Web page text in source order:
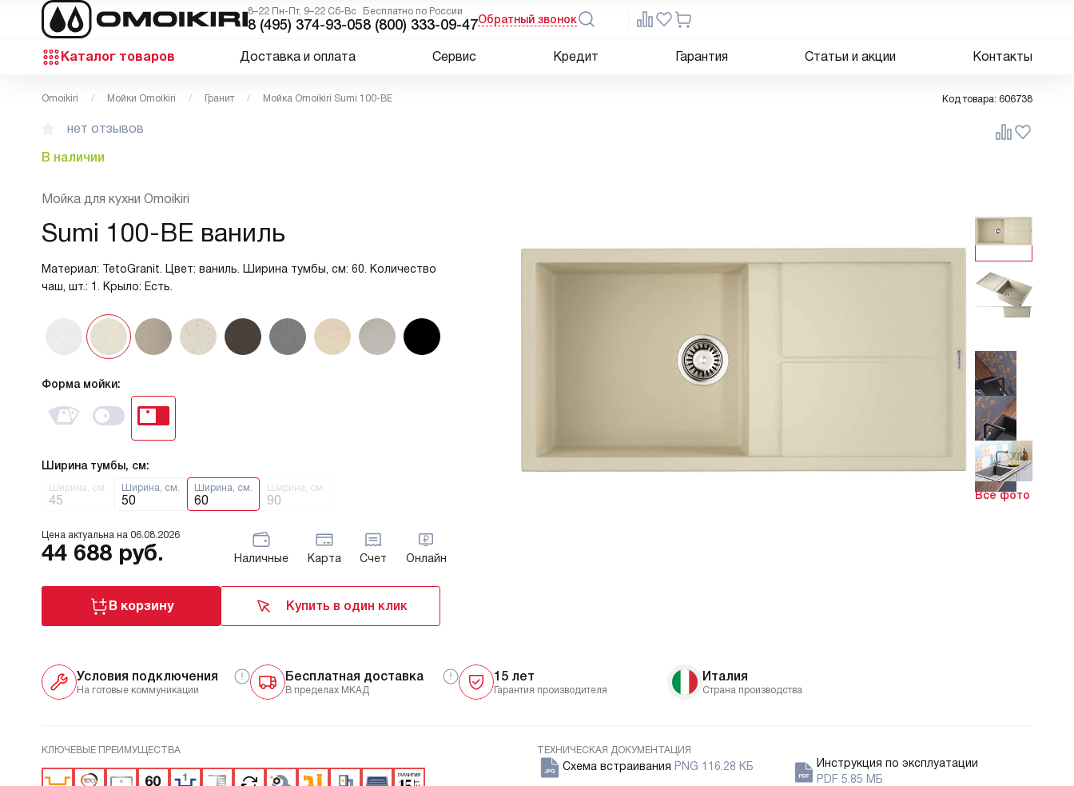
8–22 Пн-Пт, 9–22 Сб-Вс
8 (495) 374-93-05
Бесплатно по России
8 (800) 333-09-47Обратный звонок
Каталог товаров Доставка и оплата Сервис Кредит Гарантия Статьи и акции Контакты
Omoikiri Мойки Omoikiri Гранит Мойка Omoikiri Sumi 100-BE Код товара: 606738
нет отзывов
В наличии
Мойка для кухни Omoikiri
Sumi 100-BE ваниль
Материал: TetoGranit. Цвет: ваниль. Ширина тумбы, см: 60. Количество
чаш, шт.: 1. Крыло: Есть.
Форма мойки:
Ширина тумбы, см:
Ширина, см.
45
Ширина, см.
50
Ширина, см.
60
Ширина, см.
90
Цена актуальна на 06.08.2026
44 688 руб. Наличные Карта Счет Онлайн
В корзину Купить в один клик
Все фото
Бесплатная доставка
В пределах МКАД
15 лет
Гарантия производителя
Условия подключения
На готовые коммуникации
Италия
Страна производства
КЛЮЧЕВЫЕ ПРЕИМУЩЕСТВА ТЕХНИЧЕСКАЯ ДОКУМЕНТАЦИЯ
Схема встраивания PNG 116.28 КБ
Инструкция по эксплуатации
PDF 5.85 МБ